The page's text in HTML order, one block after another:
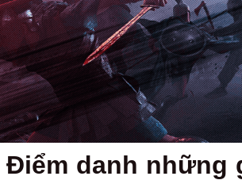
Điểm danh những